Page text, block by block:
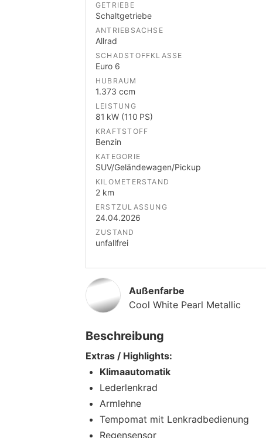
GETRIEBE
Schaltgetriebe
ANTRIEBSACHSE
Allrad
SCHADSTOFFKLASSE
Euro 6
HUBRAUM
1.373 ccm
LEISTUNG
81 kW (110 PS)
KRAFTSTOFF
Benzin
KATEGORIE
SUV/Geländewagen/Pickup
KILOMETERSTAND
2 km
ERSTZULASSUNG
24.04.2026
ZUSTAND
unfallfrei
Außenfarbe
Cool White Pearl Metallic
Beschreibung
Extras / Highlights:
Klimaautomatik
Lederlenkrad
Armlehne
Tempomat mit Lenkradbedienung
Regensensor